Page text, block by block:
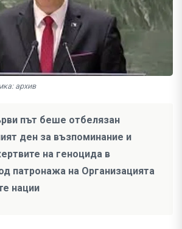
архив
път беше отбелязан
ден за възпоминание и
на геноцида в
патронажа на Организацията
нации